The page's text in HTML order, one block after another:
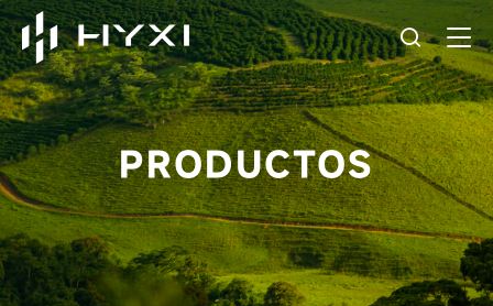
PRODUCTOS